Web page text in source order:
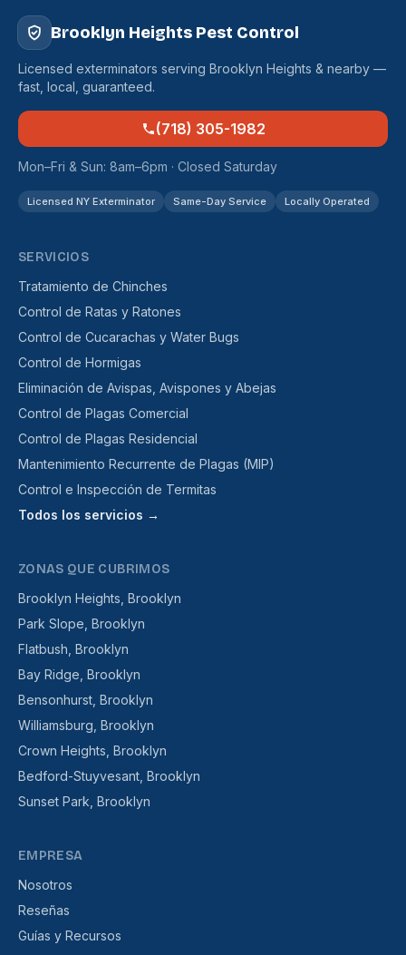
Brooklyn Heights Pest Control
Licensed exterminators serving Brooklyn Heights & nearby —
fast, local, guaranteed.
(718) 305-1982
Mon–Fri & Sun: 8am–6pm · Closed Saturday
Licensed NY Exterminator Same-Day Service Locally Operated
SERVICIOS
Tratamiento de Chinches
Control de Ratas y Ratones
Control de Cucarachas y Water Bugs
Control de Hormigas
Eliminación de Avispas, Avispones y Abejas
Control de Plagas Comercial
Control de Plagas Residencial
Mantenimiento Recurrente de Plagas (MIP)
Control e Inspección de Termitas
Todos los servicios →
ZONAS QUE CUBRIMOS
Brooklyn Heights, Brooklyn
Park Slope, Brooklyn
Flatbush, Brooklyn
Bay Ridge, Brooklyn
Bensonhurst, Brooklyn
Williamsburg, Brooklyn
Crown Heights, Brooklyn
Bedford-Stuyvesant, Brooklyn
Sunset Park, Brooklyn
EMPRESA
Nosotros
Reseñas
Guías y Recursos